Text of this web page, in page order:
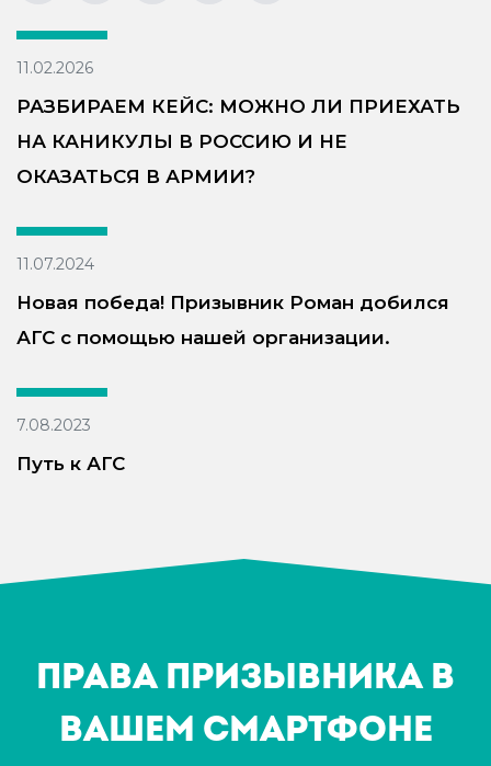
11.02.2026
РАЗБИРАЕМ КЕЙС: МОЖНО ЛИ ПРИЕХАТЬ
НА КАНИКУЛЫ В РОССИЮ И НЕ
ОКАЗАТЬСЯ В АРМИИ?
11.07.2024
Новая победа! Призывник Роман добился
АГС с помощью нашей организации.
7.08.2023
Путь к АГС
Права призывника в
Вашем смартфоне